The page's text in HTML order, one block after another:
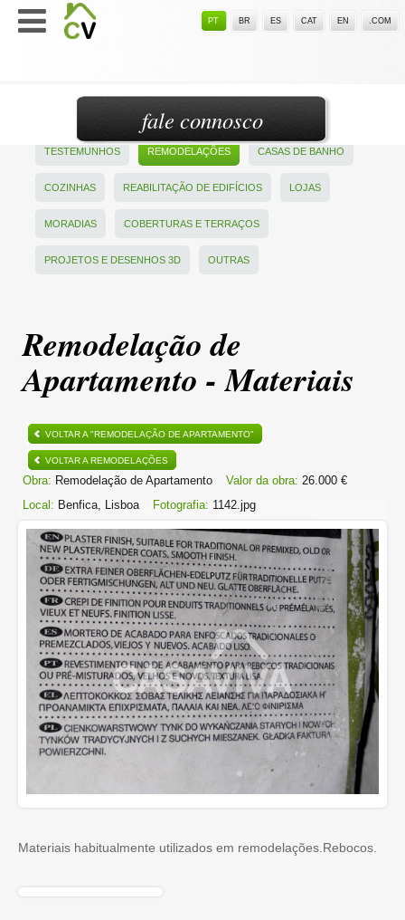
PT BR ES CAT EN .COM
TESTEMUNHOS REMODELAÇÕES CASAS DE BANHO
COZINHAS REABILITAÇÃO DE EDIFÍCIOS LOJAS
MORADIAS COBERTURAS E TERRAÇOS
PROJETOS E DESENHOS 3D OUTRAS
Remodelação de
Apartamento - Materiais
VOLTAR A "REMODELAÇÃO DE APARTAMENTO"
VOLTAR A REMODELAÇÕES
Obra: Remodelação de Apartamento Valor da obra: 26.000 €
Local: Benfica, Lisboa Fotografia: 1142.jpg
Materiais habitualmente utilizados em remodelações.Rebocos.
fale connosco